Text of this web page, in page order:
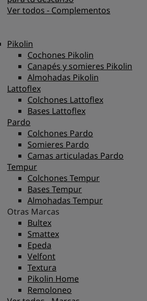
Ver todos - Complementos
Pikolin
Cochones Pikolin
Canapés y somieres Pikolin
Almohadas Pikolin
Lattoflex
Colchones Lattoflex
Bases Lattoflex
Pardo
Colchones Pardo
Somieres Pardo
Camas articuladas Pardo
Tempur
Colchones Tempur
Bases Tempur
Almohadas Tempur
Otras Marcas
Bultex
Smattex
Epeda
Velfont
Textura
Pikolin Home
Remoloneo